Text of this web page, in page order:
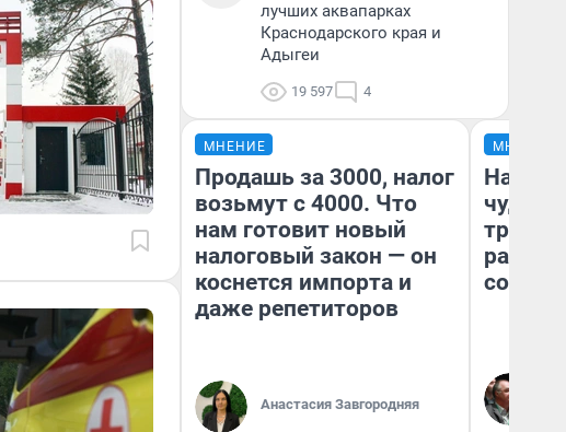
лучших аквапарках
Краснодарского края и
Адыгеи
19 597 4
МНЕНИЕ
Продашь за 3000, налог
возьмут с 4000. Что
нам готовит новый
налоговый закон — он
коснется импорта и
даже репетиторов
Анастасия Завгородняя
МНЕНИЕ
чудом